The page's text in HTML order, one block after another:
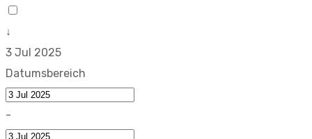
↓
3 Jul 2025
Datumsbereich
-